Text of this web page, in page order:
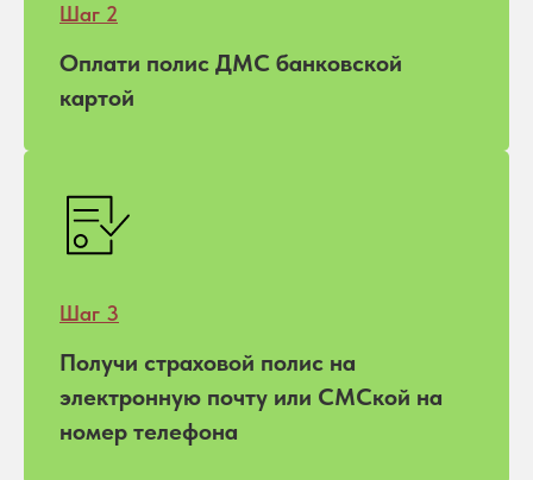
Шаг 2
Оплати полис ДМС банковской
картой
Шаг 3
Получи страховой полис на
электронную почту или СМСкой на
номер телефона